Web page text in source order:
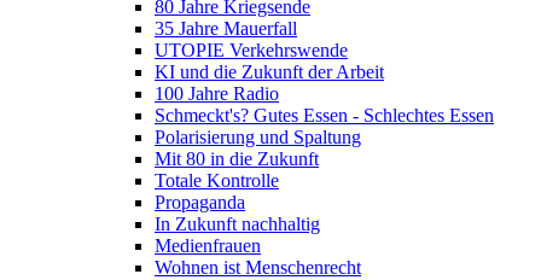
80 Jahre Kriegsende
35 Jahre Mauerfall
UTOPIE Verkehrswende
KI und die Zukunft der Arbeit
100 Jahre Radio
Schmeckt's? Gutes Essen - Schlechtes Essen
Polarisierung und Spaltung
Mit 80 in die Zukunft
Totale Kontrolle
Propaganda
In Zukunft nachhaltig
Medienfrauen
Wohnen ist Menschenrecht